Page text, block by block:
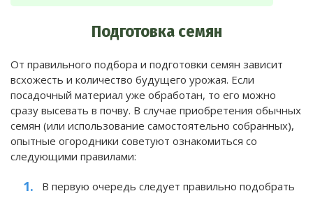
Подготовка семян
От правильного подбора и подготовки семян зависит
всхожесть и количество будущего урожая. Если
посадочный материал уже обработан, то его можно
сразу высевать в почву. В случае приобретения обычных
семян (или использование самостоятельно собранных),
опытные огородники советуют ознакомиться со
следующими правилами:
В первую очередь следует правильно подобрать